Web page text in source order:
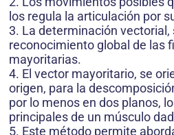
los regula la articulación por
3. La determinación vectorial,
reconocimiento global de las
mayoritarias.
4. El vector mayoritario, se
origen, para la
por lo menos en dos planos,
principales de un músculo
5. Este método permite